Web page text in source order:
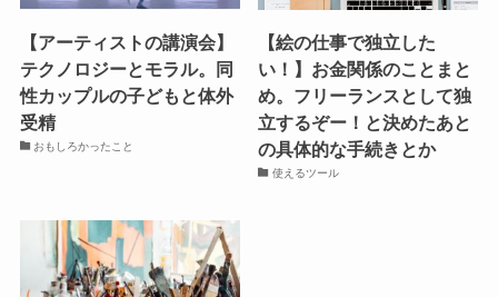
【アーティストの講演会】
テクノロジーとモラル。同
性カップルの子どもと体外
受精
おもしろかったこと
【絵の仕事で独立した
い！】お金関係のことまと
め。フリーランスとして独
立するぞー！と決めたあと
の具体的な手続きとか
使えるツール